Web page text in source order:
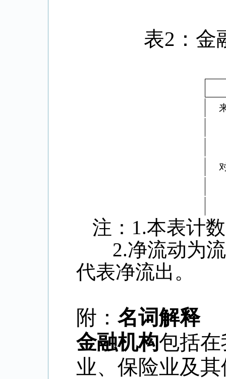
表2 ：
注： 1.本表计
2.净流动为
代表净流出。
附： 名词解释
金融机构包括
业、保险业及